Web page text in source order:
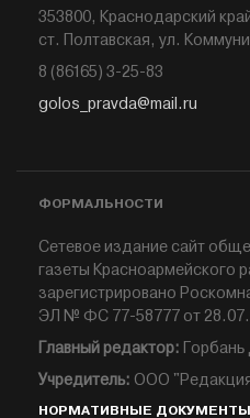
353800, Краснодарский
ст. Полтавская, ул.
8 (86165) 3-25-83
golos_pravda@mail.ru
ФОРМАЛЬНОСТИ
Сетевое издание сайт
газеты Красноармейского
зарегистрировано
ЭЛ № ФС 77-58777 от
Главный редактор:
Учредитель: ООО
НОРМАТИВНЫЕ ДОКУМЕНТЫ